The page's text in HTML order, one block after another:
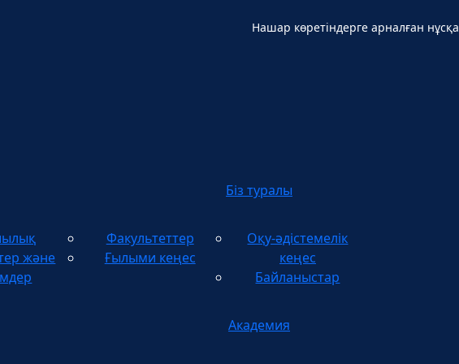
Нашар көретіндерге арналған нұсқа
Біз туралы
және
Факультеттер
Ғылыми кеңес
Оқу-әдістемелік
кеңес
Байланыстар
Академия